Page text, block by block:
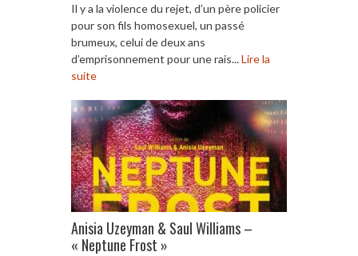
Il y a la violence du rejet, d’un père policier
pour son fils homosexuel, un passé
brumeux, celui de deux ans
d’emprisonnement pour une rais...Lire la
suite
Anisia Uzeyman & Saul Williams –
« Neptune Frost »